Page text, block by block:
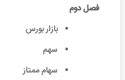
فصل دوم
بازار بورس
سهم
سهام ممتاز